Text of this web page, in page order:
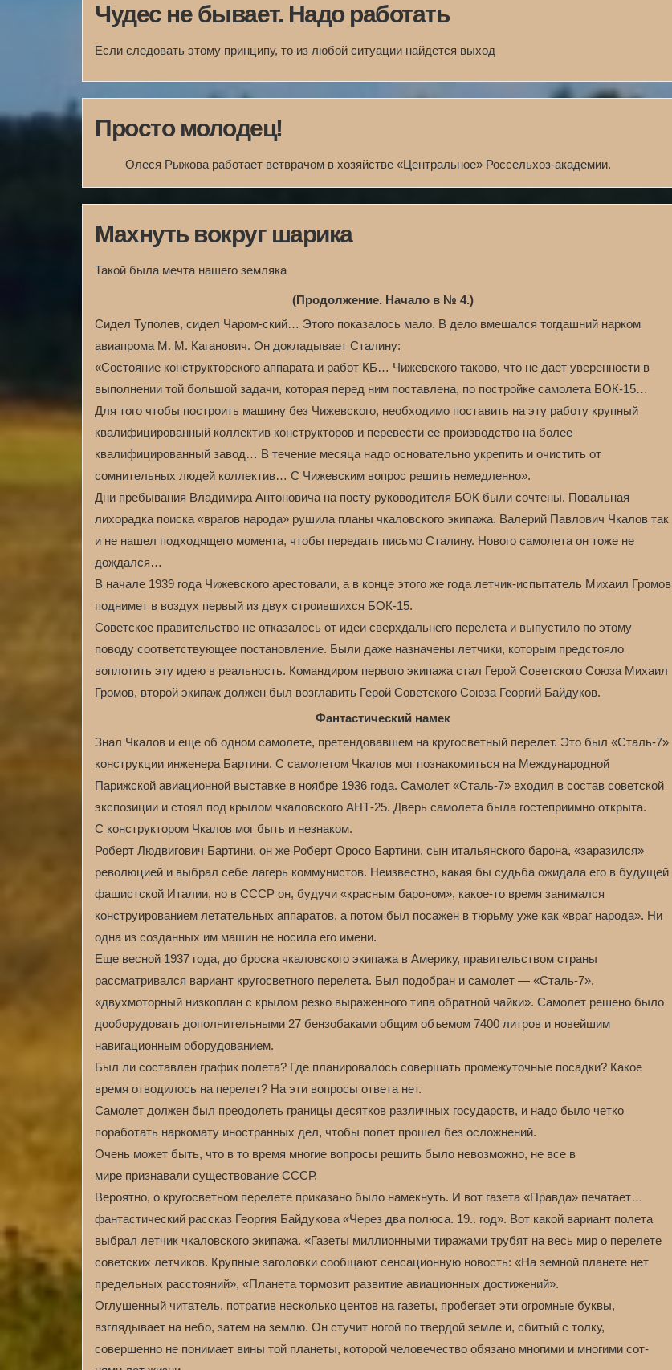
Чудес не бывает. Надо работать
Если следовать этому принципу, то из любой ситуации найдется выход
Просто молодец!
Олеся Рыжова работает ветврачом в хозяйстве «Центральное» Россельхоз-академии.
Махнуть вокруг шарика
Такой была мечта нашего земляка
(Продолжение. Начало в № 4.)
Сидел Туполев, сидел Чаром-ский… Этого показалось мало. В дело вмешался тогдашний нарком
авиапрома М. М. Каганович. Он докладывает Сталину:
«Состояние конструкторского аппарата и работ КБ… Чижевского таково, что не дает уверенности в
выполнении той большой задачи, которая перед ним поставлена, по постройке самолета БОК-15…
Для того чтобы построить машину без Чижевского, необходимо поставить на эту работу крупный
квалифицированный коллектив конструкторов и перевести ее производство на более
квалифицированный завод… В течение месяца надо основательно укрепить и очистить от
сомнительных людей коллектив… С Чижевским вопрос решить немедленно».
Дни пребывания Владимира Антоновича на посту руководителя БОК были сочтены. Повальная
лихорадка поиска «врагов народа» рушила планы чкаловского экипажа. Валерий Павлович Чкалов так
и не нашел подходящего момента, чтобы передать письмо Сталину. Нового самолета он тоже не
дождался…
В начале 1939 года Чижевского арестовали, а в конце этого же года летчик-испытатель Михаил Громов
поднимет в воздух первый из двух строившихся БОК-15.
Советское правительство не отказалось от идеи сверхдальнего перелета и выпустило по этому
поводу соответствующее постановление. Были даже назначены летчики, которым предстояло
воплотить эту идею в реальность. Командиром первого экипажа стал Герой Советского Союза Михаил
Громов, второй экипаж должен был возглавить Герой Советского Союза Георгий Байдуков.
Фантастический намек
Знал Чкалов и еще об одном самолете, претендовавшем на кругосветный перелет. Это был «Сталь-7»
конструкции инженера Бартини. С самолетом Чкалов мог познакомиться на Международной
Парижской авиационной выставке в ноябре 1936 года. Самолет «Сталь-7» входил в состав советской
экспозиции и стоял под крылом чкаловского АНТ-25. Дверь самолета была гостеприимно открыта.
С конструктором Чкалов мог быть и незнаком.
Роберт Людвигович Бартини, он же Роберт Оросо Бартини, сын итальянского барона, «заразился»
революцией и выбрал себе лагерь коммунистов. Неизвестно, какая бы судьба ожидала его в будущей
фашистской Италии, но в СССР он, будучи «красным бароном», какое-то время занимался
конструированием летательных аппаратов, а потом был посажен в тюрьму уже как «враг народа». Ни
одна из созданных им машин не носила его имени.
Еще весной 1937 года, до броска чкаловского экипажа в Америку, правительством страны
рассматривался вариант кругосветного перелета. Был подобран и самолет — «Сталь-7»,
«двухмоторный низкоплан с крылом резко выраженного типа обратной чайки». Самолет решено было
дооборудовать дополнительными 27 бензобаками общим объемом 7400 литров и новейшим
навигационным оборудованием.
Был ли составлен график полета? Где планировалось совершать промежуточные посадки? Какое
время отводилось на перелет? На эти вопросы ответа нет.
Самолет должен был преодолеть границы десятков различных государств, и надо было четко
поработать наркомату иностранных дел, чтобы полет прошел без осложнений.
Очень может быть, что в то время многие вопросы решить было невозможно, не все в
мире признавали существование СССР.
Вероятно, о кругосветном перелете приказано было намекнуть. И вот газета «Правда» печатает…
фантастический рассказ Георгия Байдукова «Через два полюса. 19.. год». Вот какой вариант полета
выбрал летчик чкаловского экипажа. «Газеты миллионными тиражами трубят на весь мир о перелете
советских летчиков. Крупные заголовки сообщают сенсационную новость: «На земной планете нет
предельных расстояний», «Планета тормозит развитие авиационных достижений».
Оглушенный читатель, потратив несколько центов на газеты, пробегает эти огромные буквы,
взглядывает на небо, затем на землю. Он стучит ногой по твердой земле и, сбитый с толку,
совершенно не понимает вины той планеты, которой человечество обязано многими и многими сот-